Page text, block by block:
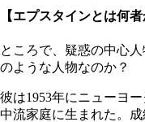
【エプスタインとは何
ところで、疑惑の中心
のような人物なのか？
彼は1953年にニューヨ
中流家庭に生まれた。